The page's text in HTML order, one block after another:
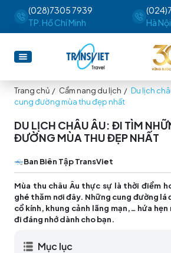
(028)7305 7939
TP. Hồ Chí Minh
Hà Nội
Trang chủ / Cẩm nang du lịch / Du lịch
cung đường mùa thu đẹp nhất
DU LỊCH CHÂU ÂU: ĐI TÌM
ĐƯỜNG MÙA THU ĐẸP NHẤT
Ban Biên Tập TransViet
Mùa thu châu Âu thực sự là thời điểm
ghé thăm nơi đây. Những cung đường lá
cổ kính, khung cảnh lãng mạn,… hứa
đi đáng nhớ dành cho bạn.
Mục lục